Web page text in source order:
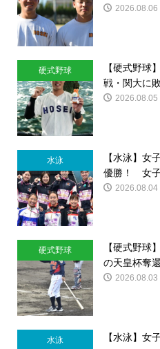
2026.08.06
硬式野球
【硬式野球
戦・関大に
2026.08.05
水泳
【水泳】女
優勝！ 女子
2026.08.04
硬式野球
【硬式野球
の天皇杯奪
2026.08.03
水泳
【水泳】女